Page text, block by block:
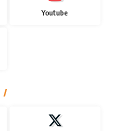
Youtube